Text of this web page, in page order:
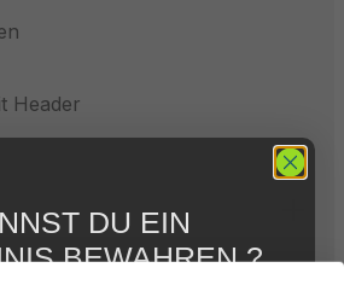
Header
DU EIN
BEWAHREN ?